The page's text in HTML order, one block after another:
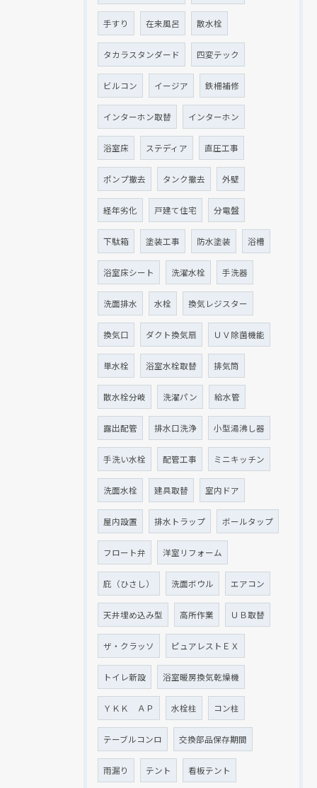
手すり 在来風呂 散水栓
タカラスタンダード 四変テック
ビルコン イージア 鉄柵補修
インターホン取替 インターホン
浴室床 ステディア 直圧工事
ポンプ撤去 タンク撤去 外壁
経年劣化 戸建て住宅 分電盤
下駄箱 塗装工事 防水塗装 浴槽
浴室床シート 洗濯水栓 手洗器
洗面排水 水栓 換気レジスター
換気口 ダクト換気扇 ＵＶ除菌機能
単水栓 浴室水栓取替 排気筒
散水栓分岐 洗濯パン 給水管
露出配管 排水口洗浄 小型湯沸し器
手洗い水栓 配管工事 ミニキッチン
洗面水栓 建具取替 室内ドア
屋内設置 排水トラップ ボールタップ
フロート弁 洋室リフォーム
庇（ひさし） 洗面ボウル エアコン
天井埋め込み型 高所作業 ＵＢ取替
ザ・クラッソ ピュアレストＥＸ
トイレ新設 浴室暖房換気乾燥機
ＹＫＫ ＡＰ 水栓柱 コン柱
テーブルコンロ 交換部品保存期間
雨漏り テント 看板テント